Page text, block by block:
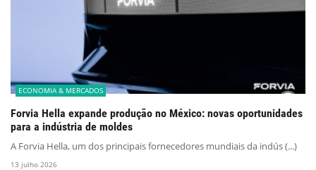
ECONOMIA & MERCADOS
Forvia Hella expande produção no México: novas oportunidades
para a indústria de moldes
A Forvia Hella, um dos principais fornecedores mundiais da indús (...)
13 julho 2026